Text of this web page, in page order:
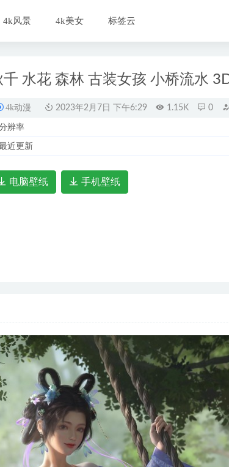
4k风景 4k美女 标签云
千 水花 森林 古装女孩 小桥流水
4k动漫 2023年2月7日 下午6:29 1.15K 0
辨率
近更新
电脑壁纸 手机壁纸